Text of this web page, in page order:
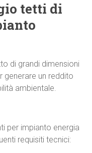
tetti di
di grandi dimensioni
generare un reddito
ambientale.
per impianto energia
requisiti tecnici: